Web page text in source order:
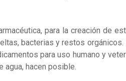
para la creación de
bacterias y restos
para uso humano y
agua, hacen posible.